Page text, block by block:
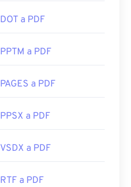
DOT a PDF
PPTM a PDF
PAGES a PDF
PPSX a PDF
VSDX a PDF
RTF a PDF